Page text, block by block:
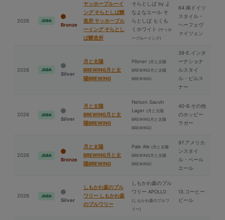
2026 JGBA
Bronze
ヤッホーブルーイ
ング そらとしば醸
造所 ヤッホーブル
ーイング そらとし
ば醸造所
そらとしば by よ
なよなエール そ
らとしば もくも
くホワイト (ヤッホ
ーブルーイング)
64.南ドイツ
スタイル・
ヘーフェヴ
ァイツェン
2026 JGBA
Silver
⽉と太陽
BREWING⽉と太
陽BREWING
Pilsner (⽉と太陽
BREWING⽉と太陽
BREWING)
38-E.インタ
ーナショナ
ルスタイ
ル・ピルス
ナー
2026 JGBA
Silver
⽉と太陽
BREWING⽉と太
陽BREWING
Nelson Sauvin
Lager (⽉と太陽
BREWING⽉と太陽
BREWING)
40-B.その他
のホッピー
ラガー
2026 JGBA
Bronze
⽉と太陽
BREWING⽉と太
陽BREWING
Pale Ale (⽉と太陽
BREWING⽉と太陽
BREWING)
97.アメリカ
ンスタイ
ル・ペール
エール
2026 JGBA
Silver
しもかわ森のブル
ワリー しもかわ森
のブルワリー
しもかわ森のブル
ワリー APOLLO
(しもかわ森のブルワ
リー)
13.コーヒー
ビール